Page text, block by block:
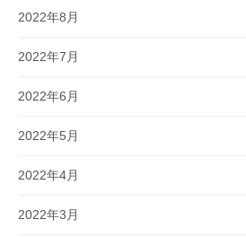
2022年8月
2022年7月
2022年6月
2022年5月
2022年4月
2022年3月